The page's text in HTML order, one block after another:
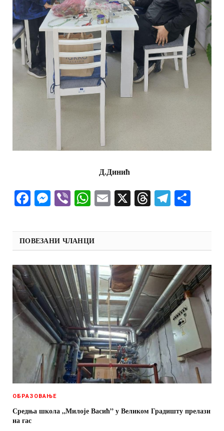
Д.Динић
Facebook
Messenger
ViberWhatsApp
Email
X Threads
ПОВЕЗАНИ ЧЛАНЦИ
ОБРАЗОВАЊЕ
Средња школа „Милоје Васић” у Великом Градишту прелази
на гас